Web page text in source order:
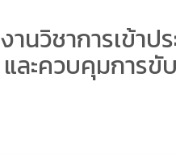
วิชาการเข้าปร
ละควบคุมการขั